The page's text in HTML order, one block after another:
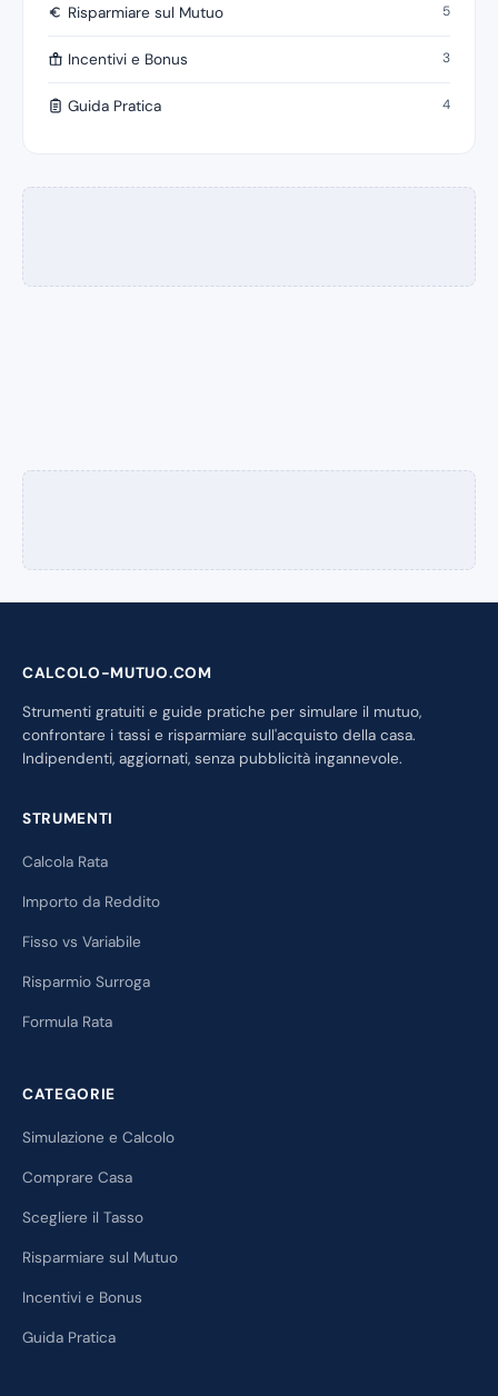
Risparmiare sul Mutuo 5
Incentivi e Bonus 3
Guida Pratica 4
CALCOLO-MUTUO.COM
Strumenti gratuiti e guide pratiche per simulare il mutuo,
confrontare i tassi e risparmiare sull'acquisto della casa.
Indipendenti, aggiornati, senza pubblicità ingannevole.
STRUMENTI
Calcola Rata
Importo da Reddito
Fisso vs Variabile
Risparmio Surroga
Formula Rata
CATEGORIE
Simulazione e Calcolo
Comprare Casa
Scegliere il Tasso
Risparmiare sul Mutuo
Incentivi e Bonus
Guida Pratica